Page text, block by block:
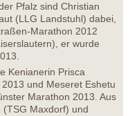
Pfalz sind Christian
(LLG Landstuhl) dabei,
Marathon 2012
er wurde
Kenianerin Prisca
und Meseret Eshetu
Marathon 2013. Aus
Maxdorf) und